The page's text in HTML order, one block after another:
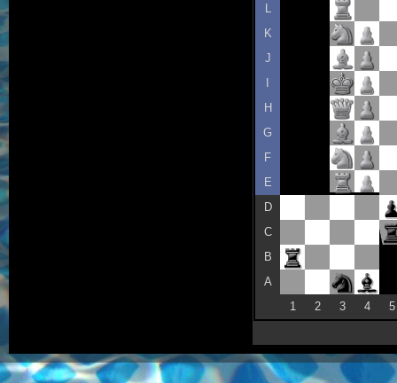
L
K
J
H
G
F
E
D
C
B
A
1
2 3 4 5